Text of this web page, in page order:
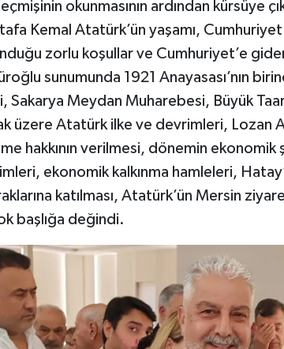
okunmasının ardından kürsüye
Kemal Atatürk’ün yaşamı,
zorlu koşullar ve Cumhuriyet’e
sunumunda 1921 Anayasası’nın
Sakarya Meydan Muharebesi, Büyük
üzere Atatürk ilke ve devrimleri, Lozan
hakkının verilmesi, dönemin ekonomik
ekonomik kalkınma hamleleri,
katılması, Atatürk’ün Mersin
başlığa değindi.